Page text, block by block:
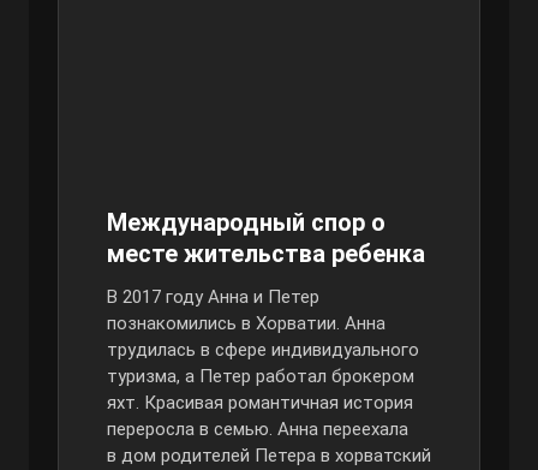
Международный спор о
месте жительства ребенка
В 2017 году Анна и Петер
познакомились в Хорватии. Анна
трудилась в сфере индивидуального
туризма, а Петер работал брокером
яхт. Красивая романтичная история
переросла в семью. Анна переехала
в дом родителей Петера в хорватский